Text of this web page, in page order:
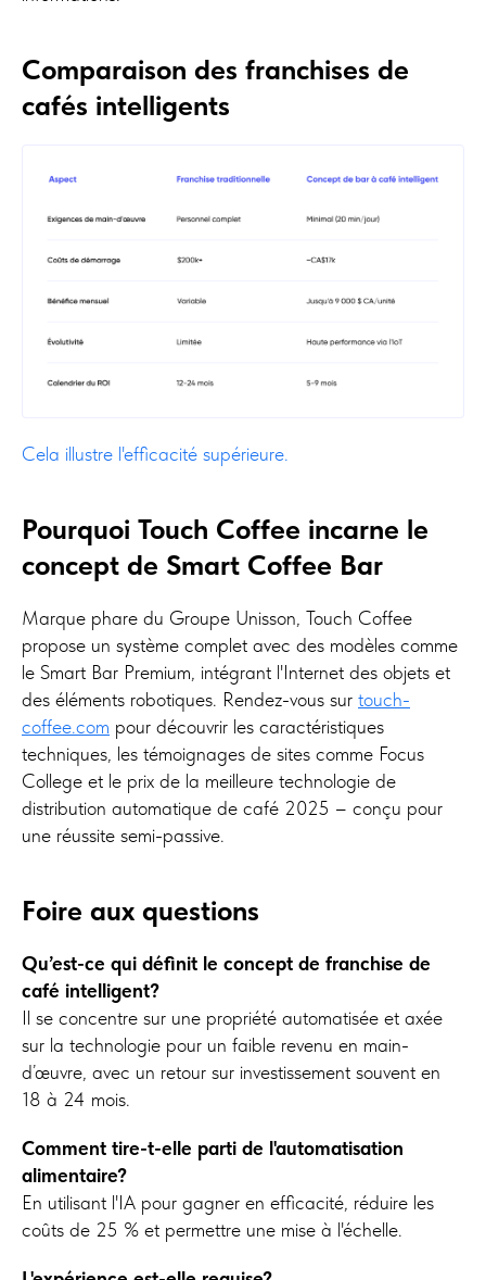
Comparaison des franchises de
cafés intelligents
Cela illustre l'efficacité supérieure.
Pourquoi Touch Coffee incarne le
concept de Smart Coffee Bar
Marque phare du Groupe Unisson, Touch Coffee
propose un système complet avec des modèles comme
le Smart Bar Premium, intégrant l'Internet des objets et
des éléments robotiques. Rendez-vous sur touch-
coffee.com pour découvrir les caractéristiques
techniques, les témoignages de sites comme Focus
College et le prix de la meilleure technologie de
distribution automatique de café 2025 – conçu pour
une réussite semi-passive.
Foire aux questions
Qu’est-ce qui définit le concept de franchise de
café intelligent?
Il se concentre sur une propriété automatisée et axée
sur la technologie pour un faible revenu en main-
d’œuvre, avec un retour sur investissement souvent en
18 à 24 mois.
Comment tire-t-elle parti de l'automatisation
alimentaire?
En utilisant l'IA pour gagner en efficacité, réduire les
coûts de 25 % et permettre une mise à l'échelle.